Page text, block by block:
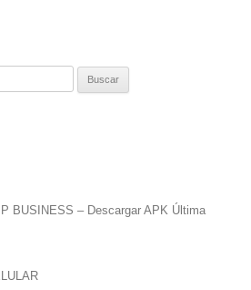
BUSINESS – Descargar APK Última